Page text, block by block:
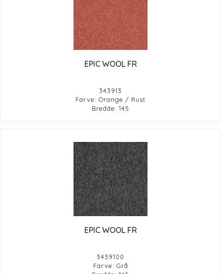
EPIC WOOL FR
343913
Farve: Orange / Rust
Bredde: 145
EPIC WOOL FR
3439100
Farve: Grå